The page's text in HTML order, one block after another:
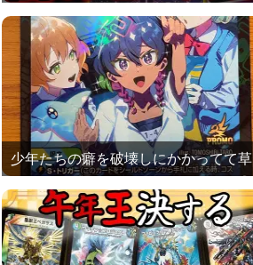
少年たちの癖を破壊しにかかってて草